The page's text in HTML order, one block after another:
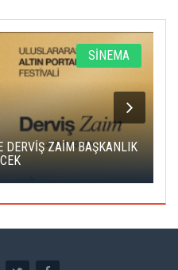
SİNEMA
DERVİŞ ZAİM BAŞKANLIK